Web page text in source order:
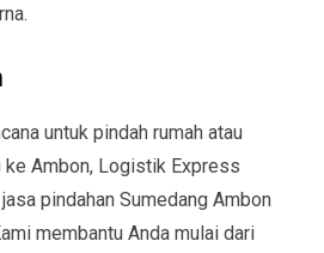
untuk pindah rumah atau
ke Ambon, Logistik Express
pindahan Sumedang Ambon
membantu Anda mulai dari